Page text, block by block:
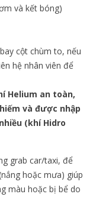
và kết bóng)
cột chùm to, nếu
hệ nhân viên để
Helium an toàn,
và được nhập
(khí Hidro
grab car/taxi, để
hoặc mưa) giúp
màu hoặc bị bể do